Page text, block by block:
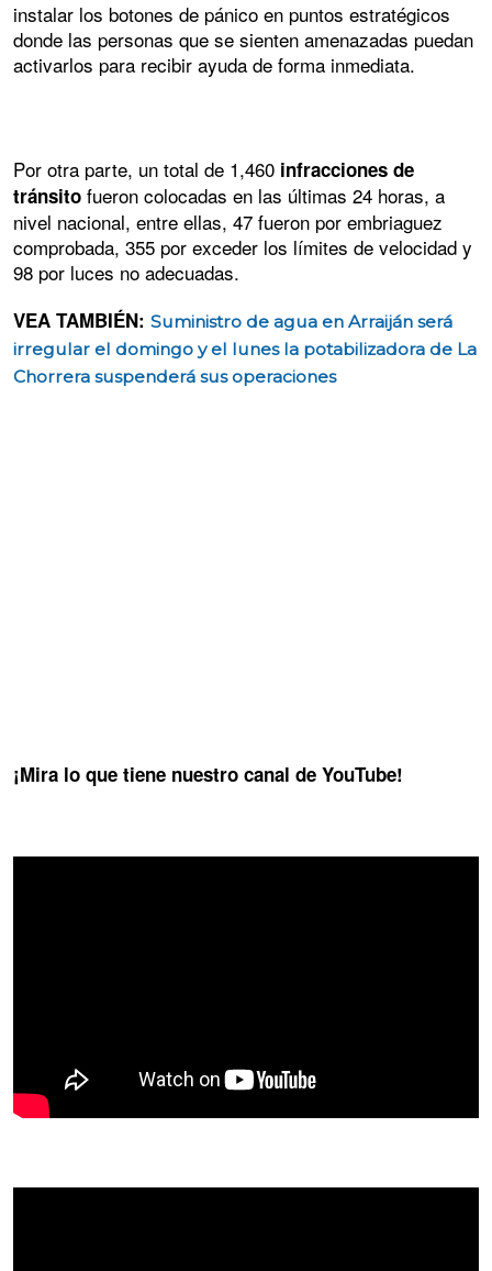
instalar los botones de pánico en puntos estratégicos
donde las personas que se sienten amenazadas puedan
activarlos para recibir ayuda de forma inmediata.
Por otra parte, un total de 1,460 infracciones de
tránsito fueron colocadas en las últimas 24 horas, a
nivel nacional, entre ellas, 47 fueron por embriaguez
comprobada, 355 por exceder los límites de velocidad y
98 por luces no adecuadas.
VEA TAMBIÉN: Suministro de agua en Arraiján será
irregular el domingo y el lunes la potabilizadora de La
Chorrera suspenderá sus operaciones
¡Mira lo que tiene nuestro canal de YouTube!